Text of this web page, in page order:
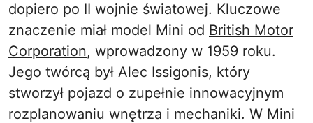
dopiero po II wojnie światowej. Kluczowe
znaczenie miał model Mini od British Motor
Corporation, wprowadzony w 1959 roku.
Jego twórcą był Alec Issigonis, który
stworzył pojazd o zupełnie innowacyjnym
rozplanowaniu wnętrza i mechaniki. W Mini